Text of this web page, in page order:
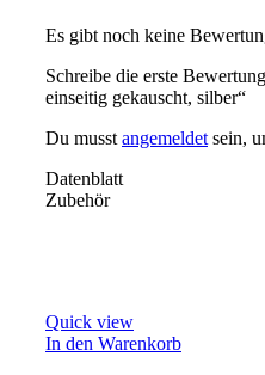
Es gibt noch keine
Schreibe die erste
einseitig gekauscht, silber“
Du musst angemeldet sein,
Datenblatt
Zubehör
Quick view
In den Warenkorb